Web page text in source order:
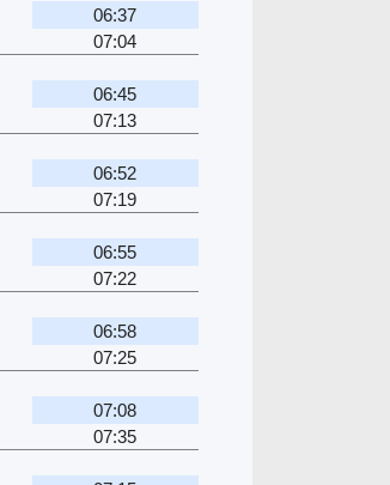
06:37
07:04
06:45
07:13
06:52
07:19
06:55
07:22
06:58
07:25
07:08
07:35